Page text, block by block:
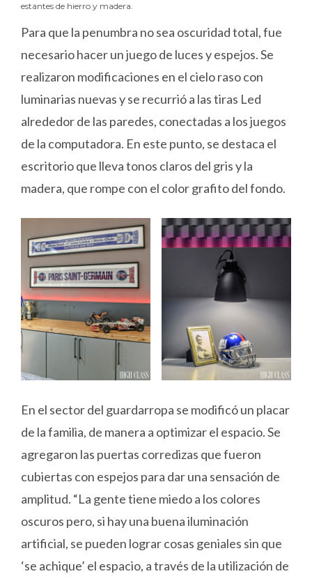
estantes de hierro y madera.
Para que la penumbra no sea oscuridad total, fue
necesario hacer un juego de luces y espejos. Se
realizaron modificaciones en el cielo raso con
luminarias nuevas y se recurrió a las tiras Led
alrededor de las paredes, conectadas a los juegos
de la computadora. En este punto, se destaca el
escritorio que lleva tonos claros del gris y la
madera, que rompe con el color grafito del fondo.
En el sector del guardarropa se modificó un placar
de la familia, de manera a optimizar el espacio. Se
agregaron las puertas corredizas que fueron
cubiertas con espejos para dar una sensación de
amplitud. “La gente tiene miedo a los colores
oscuros pero, si hay una buena iluminación
artificial, se pueden lograr cosas geniales sin que
‘se achique’ el espacio, a través de la utilización de